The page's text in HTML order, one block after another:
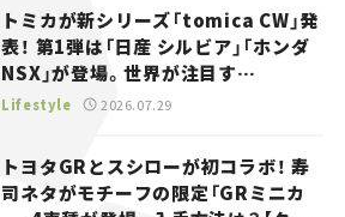
トミカが新シリーズ「tomica CW」発
表！ 第1弾は「日産 シルビア」「ホンダ
NSX」が登場。世界が注目す
る“JDM”に焦点【クルマとホビー】
Lifestyle 2026.07.29
トヨタGRとスシローが初コラボ！ 寿
司ネタがモチーフの限定「GRミニカ